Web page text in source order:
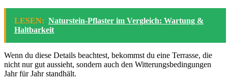
LESEN: Naturstein-Pflaster im Vergleich: Wartung &
Haltbarkeit
Wenn du diese Details beachtest, bekommst du eine Terrasse, die
nicht nur gut aussieht, sondern auch den Witterungsbedingungen
Jahr für Jahr standhält.